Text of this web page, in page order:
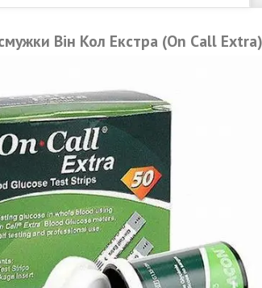
Він Кол Екстра (On Call Extra)